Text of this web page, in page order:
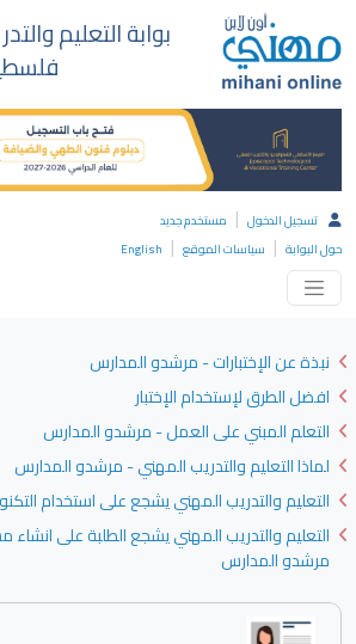
بوابة التعليم
تسجيل الدخول | مستخدم جديد
حول البوابة | سياسات الموقع |
English
نبذة عن الإختبارات - مرشدو المدارس
افضل الطرق لإستخدام الإختبار
التعلم المبني على العمل - مرشدو المدارس
لماذا التعليم والتدريب المهني - مرشدو المدارس
التعليم والتدريب المهني يشجع على استخدام
التعليم والتدريب المهني يشجع الطلبة على
مرشدو المدارس